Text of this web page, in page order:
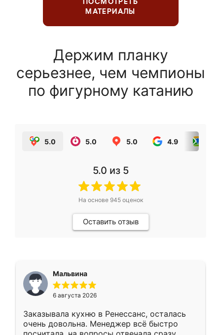
ПОСМОТРЕТЬ
МАТЕРИАЛЫ
Держим планку
серьезнее, чем чемпионы
по фигурному катанию
5.0 5.0 5.0 4.9
5.0 из 5
На основе 945оценок
Оставить отзыв
Мальвина
6 августа 2026
Заказывала кухню в Ренессанс, осталась
очень довольна. Менеджер всё быстро